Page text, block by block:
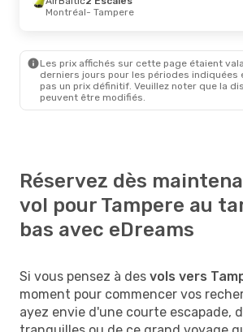
Montréal- Tampere
Les prix affichés sur cette page étaient
derniers jours pour les périodes indiquées
pas un prix définitif. Veuillez noter que la
peuvent être modifiés.
Réservez dès
vol pour Tampere au
bas avec eDreams
Si vous pensez à des vols vers
moment pour commencer vos
ayez envie d'une courte escapade,